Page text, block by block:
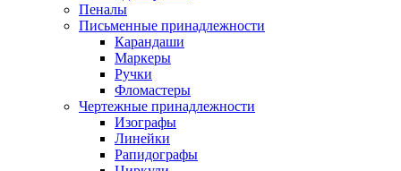
Пеналы
Письменные принадлежности
Карандаши
Маркеры
Ручки
Фломастеры
Чертежные принадлежности
Изографы
Линейки
Рапидографы